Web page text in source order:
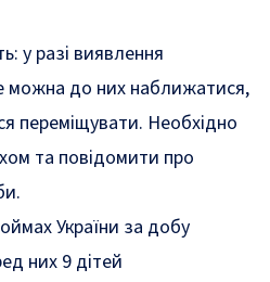
у разі виявлення
можна до них наближатися,
переміщувати. Необхідно
та повідомити про
України за добу
них 9 дітей